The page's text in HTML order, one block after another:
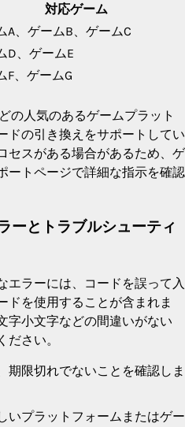
対応ゲーム
A、ゲームB、ゲームC
D、ゲームE
F、ゲームG
の人気のあるゲームプラット
ドの引き換えをサポートしてい
セスがある場合があるため、ゲ
ートページで詳細な指示を確認
ーとトラブルシューティ
エラーには、コードを誤って入
ドを使用することが含まれま
字小文字などの間違いがない
さい。
期限切れでないことを確認しま
いプラットフォームまたはゲー